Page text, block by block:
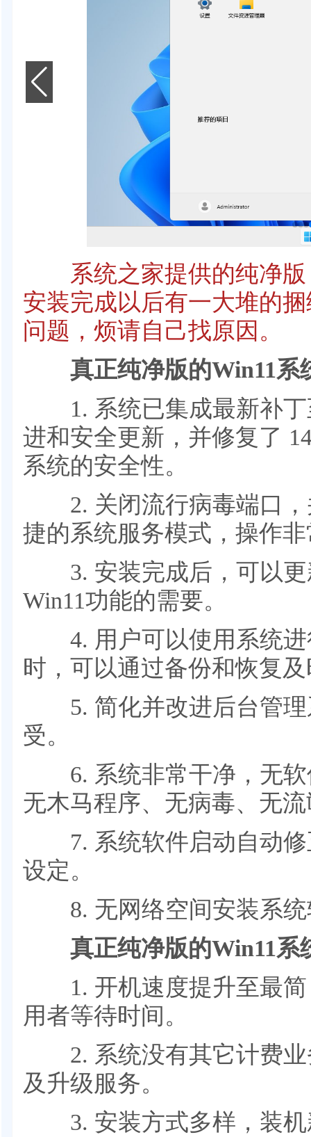
系统之家提供的纯净版
安装完成以后有一大堆的
问题，烦请自己找原因。
真正纯净版的Win11系
1. 系统已集成最新补丁
进和安全更新，并修复了
系统的安全性。
2. 关闭流行病毒端口，
捷的系统服务模式，操作
3. 安装完成后，可以更
Win11功能的需要。
4. 用户可以使用系统进
时，可以通过备份和恢复
5. 简化并改进后台管理
受。
6. 系统非常干净，无软
无木马程序、无病毒、无
7. 系统软件启动自动修
设定。
8. 无网络空间安装系统
真正纯净版的Win11系
1. 开机速度提升至最简
用者等待时间。
2. 系统没有其它计费业
及升级服务。
3. 安装方式多样，装机